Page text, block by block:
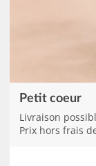
Petit coeur
Livraison
Prix hors frais